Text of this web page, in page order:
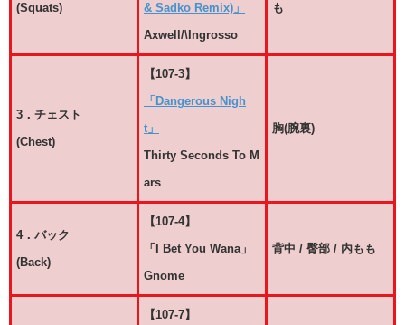
(Squats)
& Sadko Remix)」
Axwell/\Ingrosso
も
3．チェスト
(Chest)
【107-3】
「Dangerous Nigh
t」
Thirty Seconds To M
ars
胸(腕裏)
4．バック
(Back)
【107-4】
「I Bet You Wana」
Gnome
背中 / 臀部 / 内もも
【107-7】